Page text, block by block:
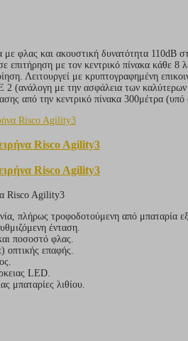
φλας και ακουστική δυνατότητα 110dB
επιτήρηση με τον κεντρικό πίνακα κάθε
Λειτουργεί με κρυπτογραφημένη
2 (ανάλογη με την ασφάλεια των
από την κεντρικό πίνακα 300μέτρα
Risco Agility3
Risco Agility3
Risco Agility3
πλήρως τροφοδοτούμενη από μπαταρία
ένταση.
ποσοστό φλας.
επαφής.
LED.
μπαταρίες λιθίου.